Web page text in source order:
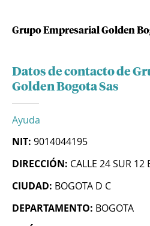
Grupo Empresarial Golden
Datos de contacto de
Golden Bogota Sas
Ayuda
NIT: 9014044195
DIRECCIÓN: CALLE 24 SUR 12
CIUDAD: BOGOTA D C
DEPARTAMENTO: BOGOTA